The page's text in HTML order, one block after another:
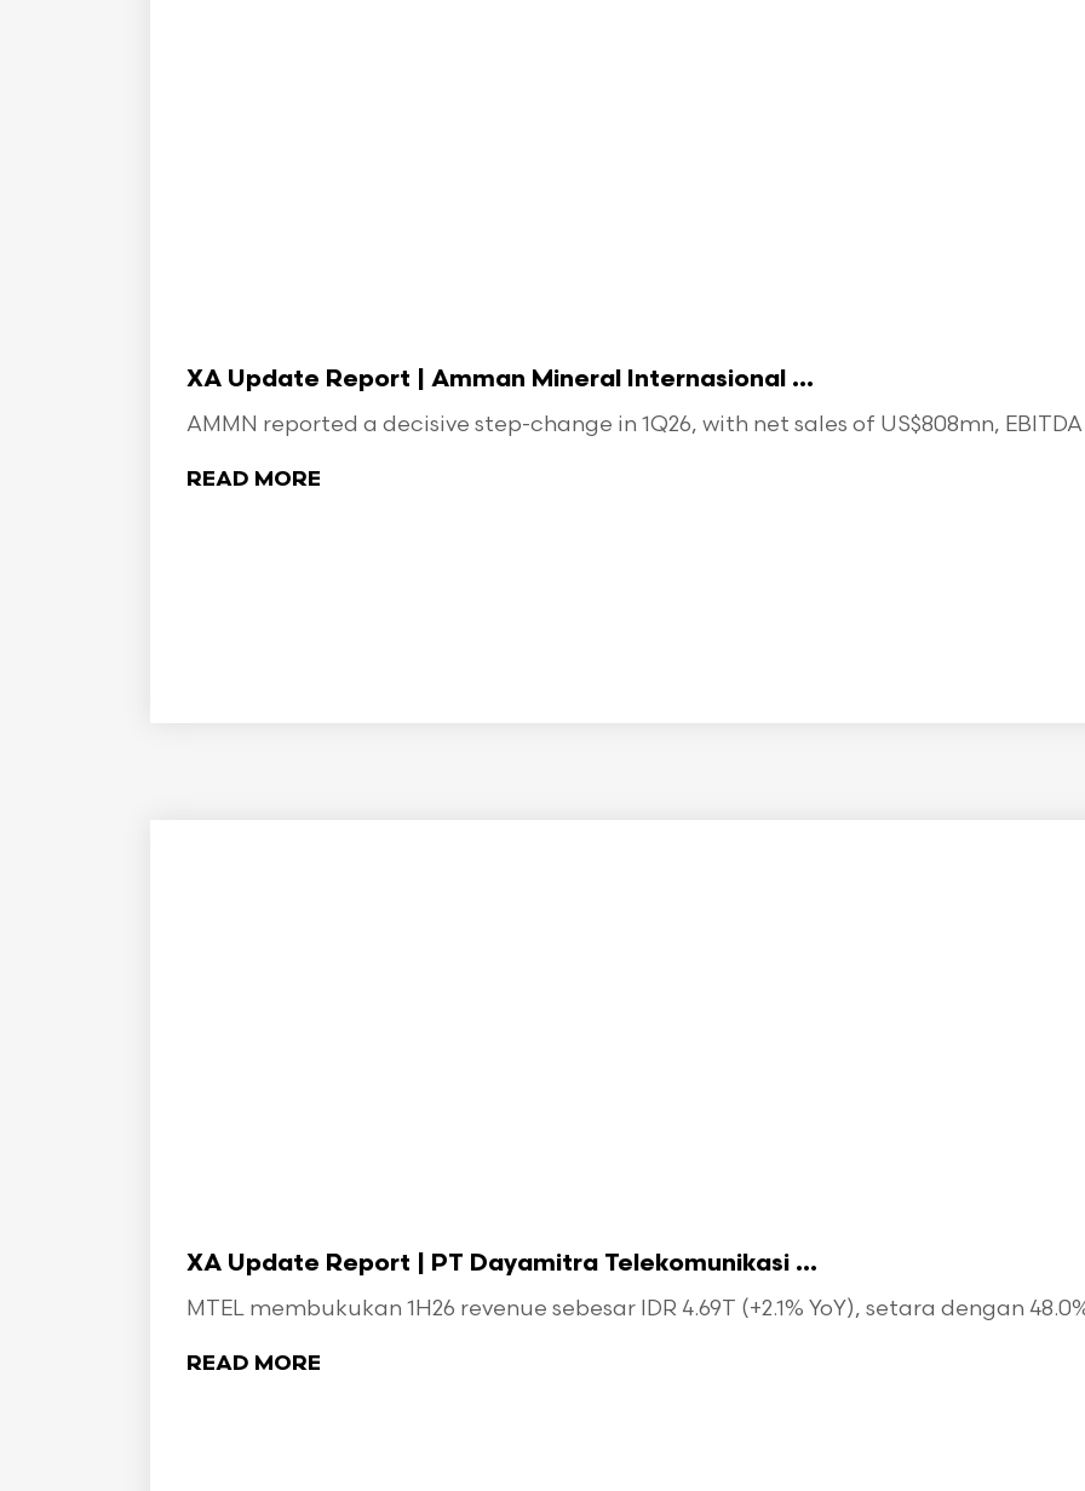
XA Update Report | Amman Mineral Internasional ...
AMMN reported a decisive step-change in 1Q26, with net sales of US$808mn, EBITDA
READ MORE
XA Update Report | PT Dayamitra Telekomunikasi ...
MTEL membukukan 1H26 revenue sebesar IDR 4.69T (+2.1% YoY), setara dengan
READ MORE